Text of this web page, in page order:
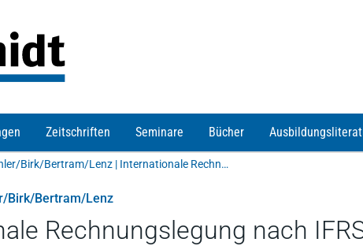
Zeitschriften Seminare Bücher
Angermayer-Michler/Birk/Bertram/Lenz | Internationale Rechnungslegung nach IFRS
Birk/Bertram/Lenz
Rechnungslegung nach